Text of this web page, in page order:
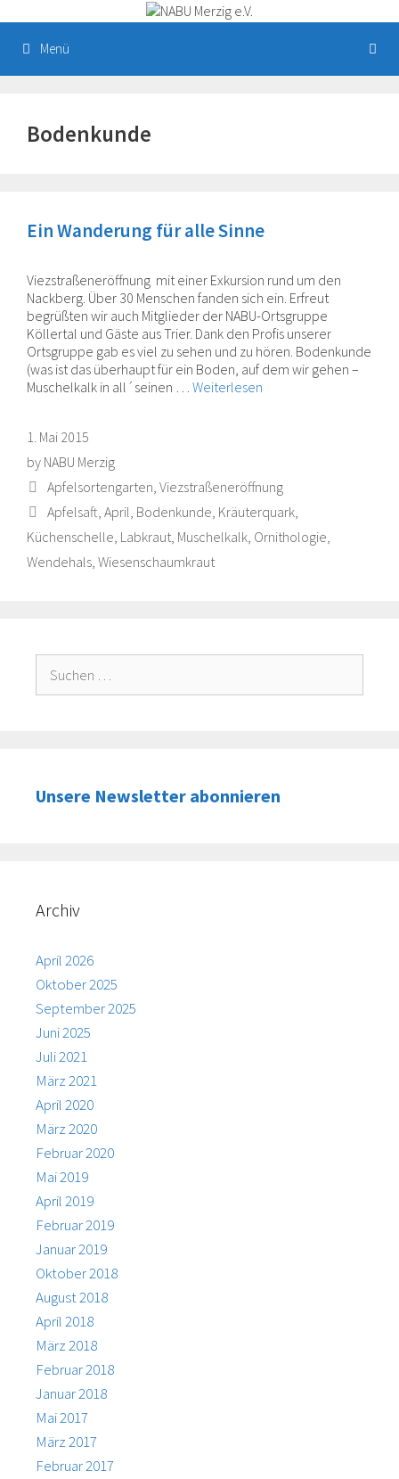
Inhalt
springenMenü
Bodenkunde
Ein Wanderung für alle Sinne
Viezstraßeneröffnung mit einer Exkursion rund um den
Nackberg. Über 30 Menschen fanden sich ein. Erfreut
begrüßten wir auch Mitglieder der NABU-Ortsgruppe
Köllertal und Gäste aus Trier. Dank den Profis unserer
Ortsgruppe gab es viel zu sehen und zu hören. Bodenkunde
(was ist das überhaupt für ein Boden, auf dem wir gehen –
Muschelkalk in all´seinen … Weiterlesen
1. Mai 2015
by NABU Merzig
Categories
Apfelsortengarten, Viezstraßeneröffnung
Tags
Apfelsaft, April, Bodenkunde, Kräuterquark,
Küchenschelle, Labkraut, Muschelkalk, Ornithologie,
Wendehals, Wiesenschaumkraut
nach:
Unsere Newsletter abonnieren
Archiv
April 2026
Oktober 2025
September 2025
Juni 2025
Juli 2021
März 2021
April 2020
März 2020
Februar 2020
Mai 2019
April 2019
Februar 2019
Januar 2019
Oktober 2018
August 2018
April 2018
März 2018
Februar 2018
Januar 2018
Mai 2017
März 2017
Februar 2017